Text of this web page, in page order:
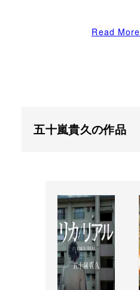
Read More
五十嵐貴久の作品